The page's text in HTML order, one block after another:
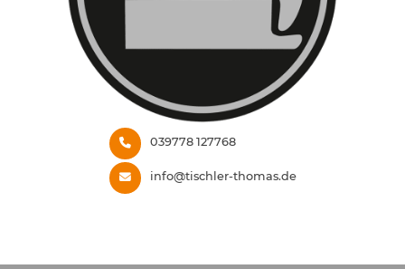
039778 127768
info@tischler-thomas.de